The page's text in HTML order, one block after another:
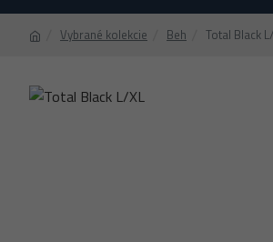
Vybrané kolekcie Beh Total Black